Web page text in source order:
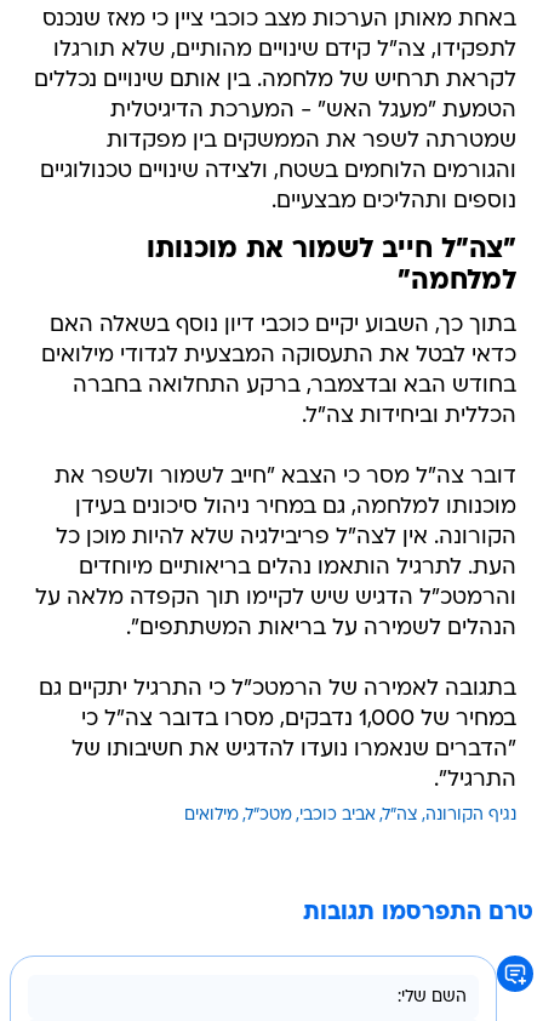
באחת מאותן הערכות מצב כוכבי ציין כי מאז שנכנס
לתפקידו, צה"ל קידם שינויים מהותיים, שלא תורגלו
לקראת תרחיש של מלחמה. בין אותם שינויים נכללים
הטמעת "מעגל האש" - המערכת הדיגיטלית
שמטרתה לשפר את הממשקים בין מפקדות
והגורמים הלוחמים בשטח, ולצידה שינויים טכנולוגיים
נוספים ותהליכים מבצעיים.
"צה"ל חייב לשמור את מוכנותו
למלחמה"
בתוך כך, השבוע יקיים כוכבי דיון נוסף בשאלה האם
כדאי לבטל את התעסוקה המבצעית לגדודי מילואים
בחודש הבא ובדצמבר, ברקע התחלואה בחברה
הכללית וביחידות צה"ל.
דובר צה"ל מסר כי הצבא "חייב לשמור ולשפר את
מוכנותו למלחמה, גם במחיר ניהול סיכונים בעידן
הקורונה. אין לצה"ל פריבילגיה שלא להיות מוכן כל
העת. לתרגיל הותאמו נהלים בריאותיים מיוחדים
והרמטכ"ל הדגיש שיש לקיימו תוך הקפדה מלאה על
הנהלים לשמירה על בריאות המשתתפים".
בתגובה לאמירה של הרמטכ"ל כי התרגיל יתקיים גם
במחיר של 1,000 נדבקים, מסרו בדובר צה"ל כי
"הדברים שנאמרו נועדו להדגיש את חשיבותו של
התרגיל".
נגיף הקורונה צה"ל אביב כוכבי מטכ"ל מילואים
טרם התפרסמו תגובות